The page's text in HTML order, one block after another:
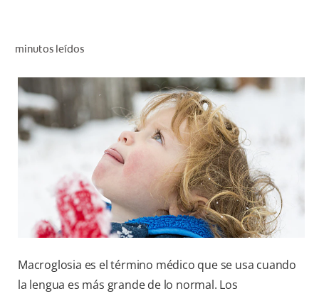
PROMOCIONES
SUSCRÍBASE
minutos leídos
Macroglosia es el término médico que se usa cuando
la lengua es más grande de lo normal. Los